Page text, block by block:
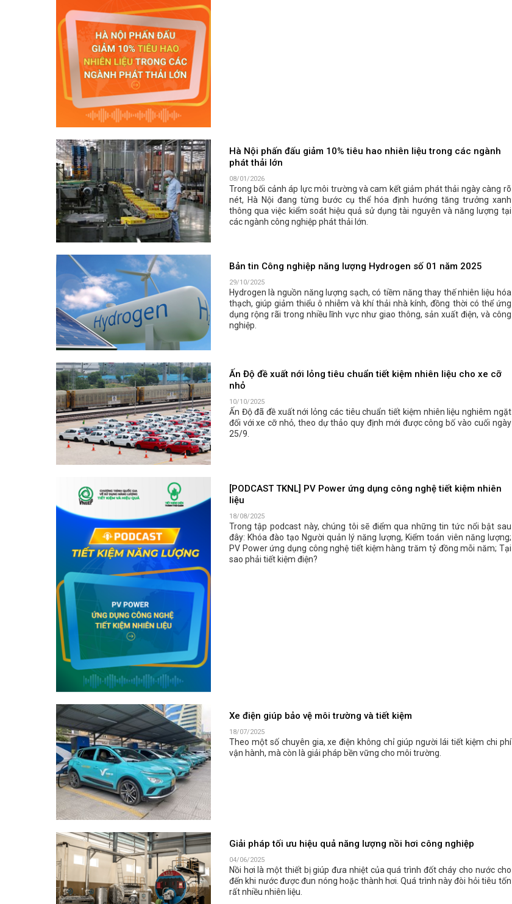
Hà Nội phấn đấu giảm 10% tiêu hao nhiên liệu trong các ngành
phát thải lớn
08/01/2026
Trong bối cảnh áp lực môi trường và cam kết giảm phát thải ngày càng rõ
nét, Hà Nội đang từng bước cụ thể hóa định hướng tăng trưởng xanh
thông qua việc kiểm soát hiệu quả sử dụng tài nguyên và năng lượng tại
các ngành công nghiệp phát thải lớn.
Bản tin Công nghiệp năng lượng Hydrogen số 01 năm 2025
29/10/2025
Hydrogen là nguồn năng lượng sạch, có tiềm năng thay thế nhiên liệu hóa
thạch, giúp giảm thiểu ô nhiễm và khí thải nhà kính, đồng thời có thể ứng
dụng rộng rãi trong nhiều lĩnh vực như giao thông, sản xuất điện, và công
nghiệp.
Ấn Độ đề xuất nới lỏng tiêu chuẩn tiết kiệm nhiên liệu cho xe cỡ
nhỏ
10/10/2025
Ấn Độ đã đề xuất nới lỏng các tiêu chuẩn tiết kiệm nhiên liệu nghiêm ngặt
đối với xe cỡ nhỏ, theo dự thảo quy định mới được công bố vào cuối ngày
25/9.
[PODCAST TKNL] PV Power ứng dụng công nghệ tiết kiệm nhiên
liệu
18/08/2025
Trong tập podcast này, chúng tôi sẽ điểm qua những tin tức nổi bật sau
đây: Khóa đào tạo Người quản lý năng lượng, Kiểm toán viên năng lượng;
PV Power ứng dụng công nghệ tiết kiệm hàng trăm tỷ đồng mỗi năm; Tại
sao phải tiết kiệm điện?
Xe điện giúp bảo vệ môi trường và tiết kiệm
18/07/2025
Theo một số chuyên gia, xe điện không chỉ giúp người lái tiết kiệm chi phí
vận hành, mà còn là giải pháp bền vững cho môi trường.
Giải pháp tối ưu hiệu quả năng lượng nồi hơi công nghiệp
04/06/2025
Nồi hơi là một thiết bị giúp đưa nhiệt của quá trình đốt cháy cho nước cho
đến khi nước được đun nóng hoặc thành hơi. Quá trình này đòi hỏi tiêu tốn
rất nhiều nhiên liệu.